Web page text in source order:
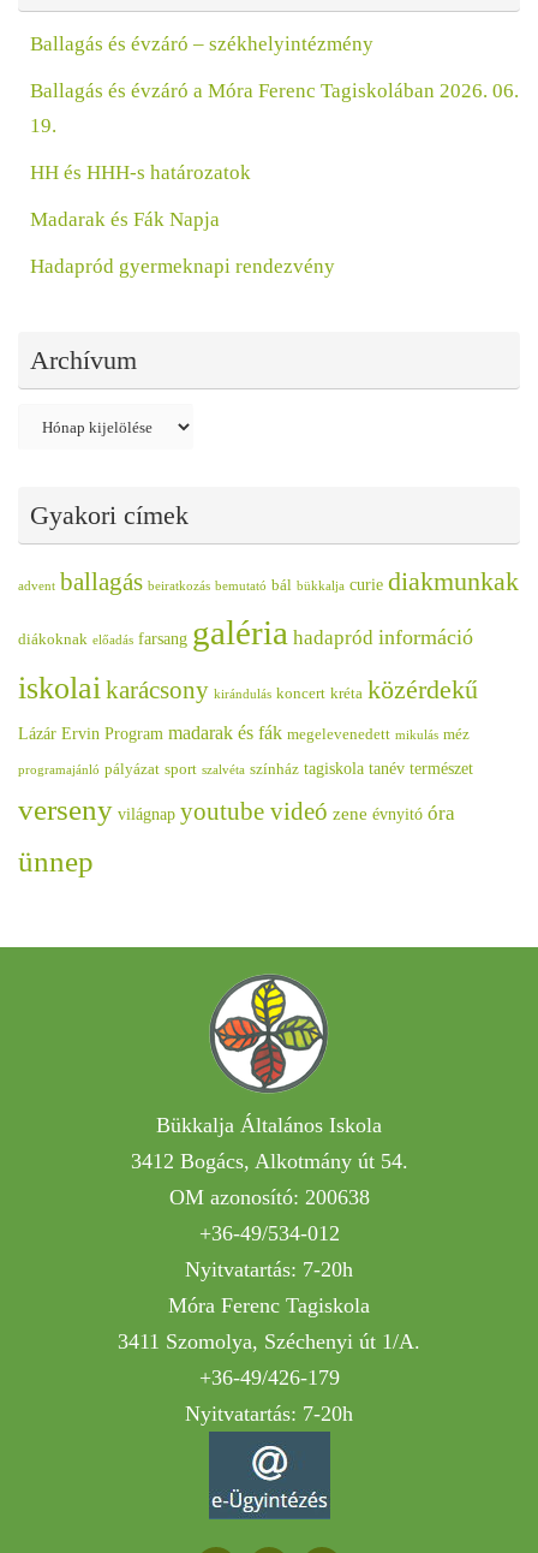
Ballagás és évzáró – székhelyintézmény
Ballagás és évzáró a Móra Ferenc Tagiskolában 2026. 06.
19.
HH és HHH-s határozatok
Madarak és Fák Napja
Hadapród gyermeknapi rendezvény
Archívum
Archívum
Gyakori címek
advent ballagás beiratkozás bemutató bál bükkalja curie diakmunkak
diákoknak előadás farsang galéria hadapród információ
iskolaikarácsony kirándulás koncert kréta közérdekű
Lázár Ervin Program madarak és fák megelevenedett mikulás méz
programajánló pályázat sport szalvéta színház tagiskola tanév természet
verseny világnap youtube videó zene évnyitó óra
ünnep
Bükkalja Általános Iskola
3412 Bogács, Alkotmány út 54.
OM azonosító: 200638
+36-49/534-012
Nyitvatartás: 7-20h
Móra Ferenc Tagiskola
3411 Szomolya, Széchenyi út 1/A.
+36-49/426-179
Nyitvatartás: 7-20h